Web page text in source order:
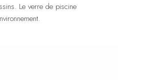
Le verre de piscine